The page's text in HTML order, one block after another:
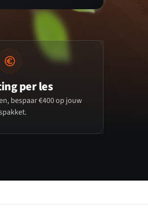
per les
bespaar €400 op jouw